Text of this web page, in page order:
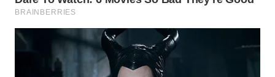
KARAWANG